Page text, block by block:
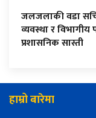
जलजलाकी वडा
व्यवस्था र विभागीय
प्रशासनिक सास्ती
हाम्रो बारेमा